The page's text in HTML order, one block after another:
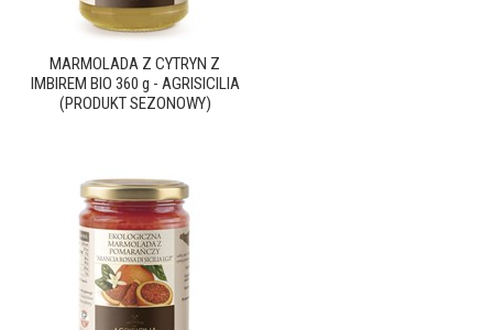
MARMOLADA Z CYTRYN Z
IMBIREM BIO 360 g - AGRISICILIA
(PRODUKT SEZONOWY)